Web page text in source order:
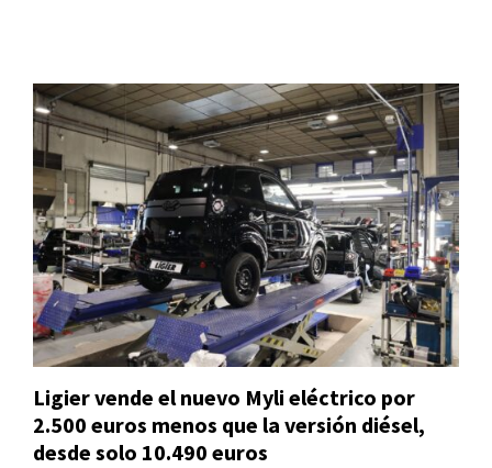
Ligier vende el nuevo Myli eléctrico por
2.500 euros menos que la versión diésel,
desde solo 10.490 euros